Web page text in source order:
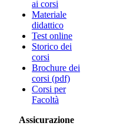
ai corsi
Materiale
didattico
Test online
Storico dei
corsi
Brochure dei
corsi (pdf)
Corsi per
Facoltà
Assicurazione